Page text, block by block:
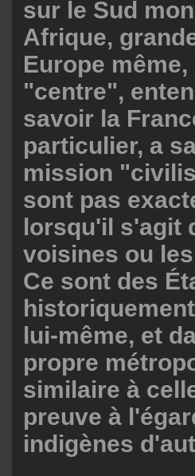
sur le Sud
Afrique,
Europe
"centre",
savoir la
particulier, a
mission
sont pas
lorsqu'il s'agit
voisines ou
Ce sont des
lui-même, et
propre
similaire à
preuve à
indigènes